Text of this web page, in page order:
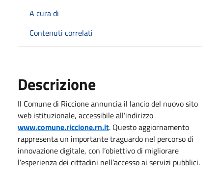
A cura di
Contenuti correlati
Descrizione
Il Comune di Riccione annuncia il lancio del nuovo sito
web istituzionale, accessibile all’indirizzo
www.comune.riccione.rn.it. Questo aggiornamento
rappresenta un importante traguardo nel percorso di
innovazione digitale, con l’obiettivo di migliorare
l’esperienza dei cittadini nell’accesso ai servizi pubblici.